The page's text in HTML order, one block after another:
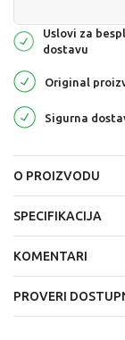
Uslovi za
dostavu
Original
Sigurna
O PROIZVODU
SPECIFIKACIJA
KOMENTARI
PROVERI